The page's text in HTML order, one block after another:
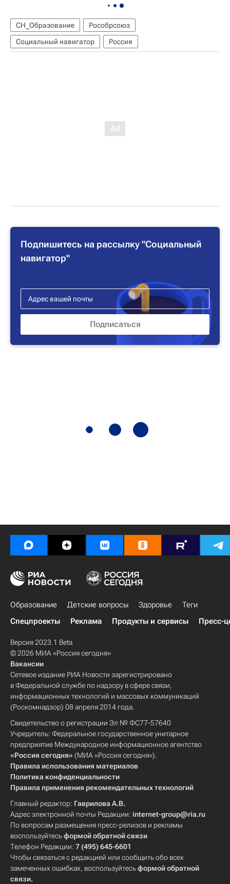
СН_Образование
Рособрсоюз
Социальный навигатор
Россия
Подпишитесь на рассылку "Социальный
навигатор"
Образование Детские вопросы Здоровье
Теги
Спецпроекты
Реклама Продукты и сервисы Пресс-
Версия 2023.1 Beta
© 2026 МИА «Россия сегодня»
Вакансии
Сетевое издание РИА Новости зарегистрировано
в Федеральной службе по надзору в сфере связи,
информационных технологий и массовых коммуникаций
(Роскомнадзор) 08 апреля 2014 года.
Свидетельство о регистрации Эл № ФС77-57640
Учредитель: Федеральное государственное унитарное
предприятие Международное информационное агентство
«Россия сегодня» (МИА «Россия сегодня»).
Правила использования материалов
Политика конфиденциальности
Правила применения рекомендательных технологий
Главный редактор: Гаврилова А.В.
Адрес электронной почты Редакции: internet-group@ria.ru
По вопросам размещения пресс-релизов и рекламы
воспользуйтесьформой обратной связи
Телефон Редакции: 7 (495) 645-6601
Чтобы связаться с редакцией или сообщить обо всех
замеченных ошибках, воспользуйтесьформой обратной
связи.